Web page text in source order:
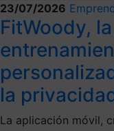
23/07/2026
FitWoody,
la
La aplicación móvil,